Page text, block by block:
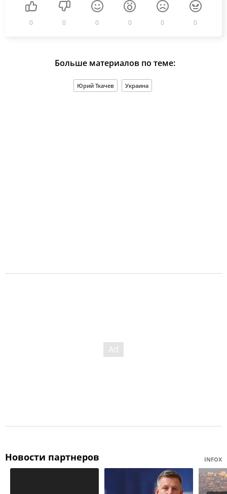
0 0 0 0 0 0
Больше материалов по теме:
Юрий Ткачев Украина
Новости партнеров INFOX